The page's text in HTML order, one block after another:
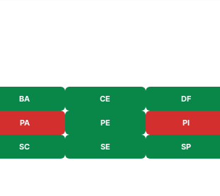
BA CE DF
PA PE PI
SC SE SP